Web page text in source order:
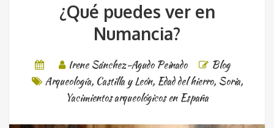
¿Qué puedes ver en
Numancia?
Irene Sánchez-Agudo Peinado
Blog
Arqueología, Castilla y León, Edad del hierro, Soria,
Yacimientos arqueológicos en España